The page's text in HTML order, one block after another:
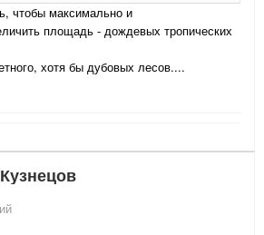
чтобы максимально и
площадь - дождевых тропических
хотя бы дубовых лесов....